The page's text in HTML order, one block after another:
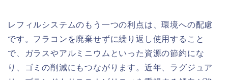
レフィルシステムのもう一つの利点は、環境への配慮
です。フラコンを廃棄せずに繰り返し使用すること
で、ガラスやアルミニウムといった資源の節約にな
り、ゴミの削減にもつながります。近年、ラグジュア